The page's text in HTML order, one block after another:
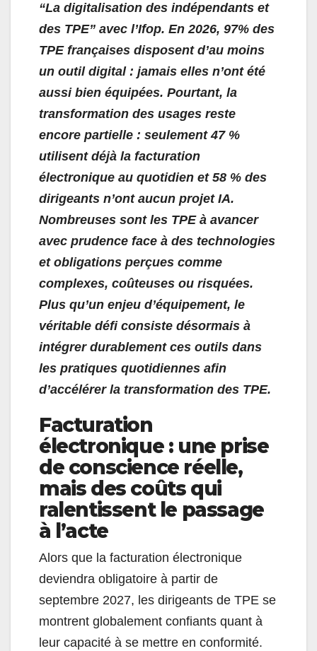
“La digitalisation des indépendants et
des TPE” avec l’Ifop. En 2026, 97% des
TPE françaises disposent d’au moins
un outil digital : jamais elles n’ont été
aussi bien équipées. Pourtant, la
transformation des usages reste
encore partielle : seulement 47 %
utilisent déjà la facturation
électronique au quotidien et 58 % des
dirigeants n’ont aucun projet IA.
Nombreuses sont les TPE à avancer
avec prudence face à des technologies
et obligations perçues comme
complexes, coûteuses ou risquées.
Plus qu’un enjeu d’équipement, le
véritable défi consiste désormais à
intégrer durablement ces outils dans
les pratiques quotidiennes afin
d’accélérer la transformation des TPE.
Facturation
électronique : une prise
de conscience réelle,
mais des coûts qui
ralentissent le passage
à l’acte
Alors que la facturation électronique
deviendra obligatoire à partir de
septembre 2027, les dirigeants de TPE se
montrent globalement confiants quant à
leur capacité à se mettre en conformité.